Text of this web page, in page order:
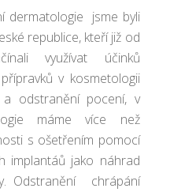
dermatologie jsme byli
republice, kteří již od
využívat účinků
v kosmetologii
odstranění pocení, v
máme více než
s ošetřením pomocí
implantáů jako náhrad
Odstranění chrápání